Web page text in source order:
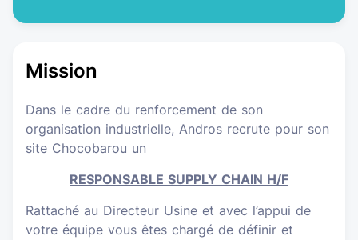
Mission
Dans le cadre du renforcement de son
organisation industrielle, Andros recrute pour son
site Chocobarou un
RESPONSABLE SUPPLY CHAIN H/F
Rattaché au Directeur Usine et avec l’appui de
votre équipe vous êtes chargé de définir et